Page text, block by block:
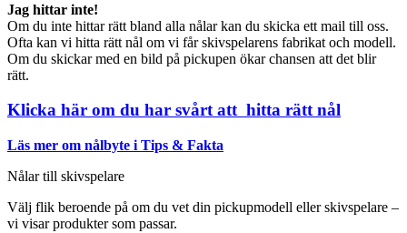
Jag hittar inte!
Om du inte hittar rätt bland alla nålar kan du skicka ett mail till oss.
Ofta kan vi hitta rätt nål om vi får skivspelarens fabrikat och modell.
Om du skickar med en bild på pickupen ökar chansen att det blir
rätt.
Klicka här om du har svårt att hitta rätt nål
Läs mer om nålbyte i Tips & Fakta
Nålar till skivspelare
Välj flik beroende på om du vet din pickupmodell eller skivspelare –
vi visar produkter som passar.